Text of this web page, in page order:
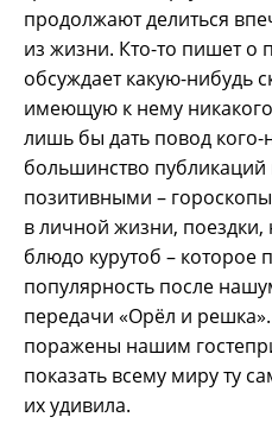
продолжают делиться
из жизни. Кто-то пишет о
обсуждает какую-нибудь
имеющую к нему
лишь бы дать повод
большинство
позитивными –
в личной жизни,
блюдо курутоб – которое
популярность после
передачи «Орёл и
поражены нашим
показать всему миру ту
их удивила.